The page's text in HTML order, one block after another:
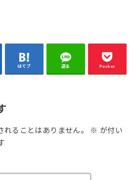
はてブ 送る Pocket
れることはありません。 ※ が付い